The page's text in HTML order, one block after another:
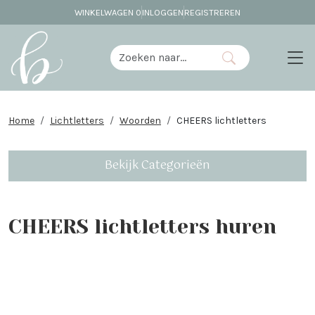
WINKELWAGEN 0 INLOGGEN REGISTREREN
Home Lichtletters Woorden CHEERS lichtletters
Bekijk Categorieën
CHEERS lichtletters huren